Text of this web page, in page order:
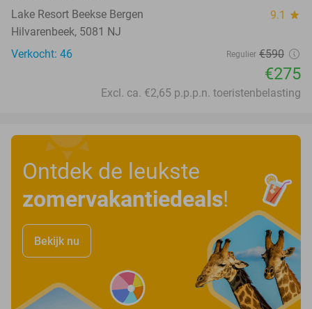
Lake Resort Beekse Bergen 9.1 star
Hilvarenbeek, 5081 NJ
Verkocht: 46
Regulier €590
€275
Excl. ca. €2,65 p.p.p.n. toeristenbelasting
Ontdek de leukste
zomervakantiedeals!
Bekijk nu